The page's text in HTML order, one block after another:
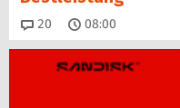
20 Kommentare
08:00